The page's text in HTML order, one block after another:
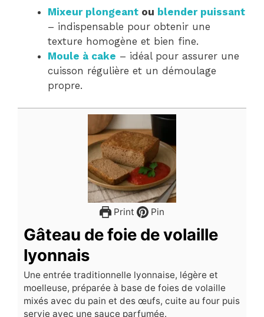
Mixeur plongeant ou blender puissant
– indispensable pour obtenir une
texture homogène et bien fine.
Moule à cake – idéal pour assurer une
cuisson régulière et un démoulage
propre.
Print Pin
Gâteau de foie de volaille
lyonnais
Une entrée traditionnelle lyonnaise, légère et
moelleuse, préparée à base de foies de volaille
mixés avec du pain et des œufs, cuite au four puis
servie avec une sauce parfumée.